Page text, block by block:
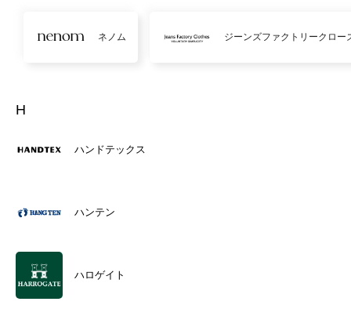
ネノム ジーンズファクトリークロー
H
ハンドテックス
ハンテン
ハロゲイト